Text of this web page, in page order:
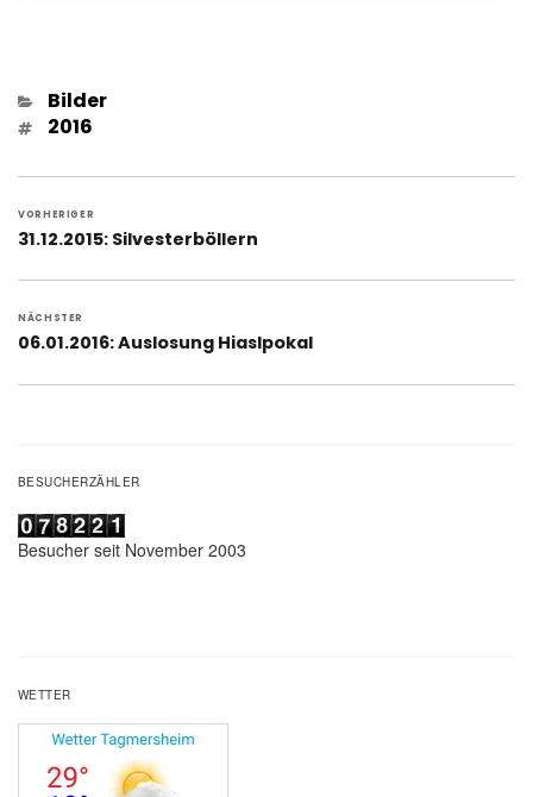
Kategorien
Bilder
Schlagwörter
2016
VORHERIGER
Vorheriger
31.12.2015: Silvesterböllern
NÄCHSTER
Nächster
06.01.2016: Auslosung Hiaslpokal
BESUCHERZÄHLER
Besucher seit November 2003
WETTER